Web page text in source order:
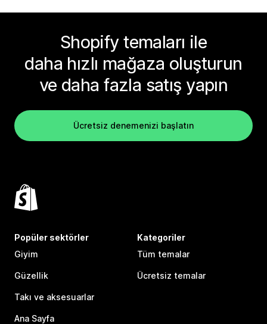
Shopify temaları ile
daha hızlı mağaza oluşturun
ve daha fazla satış yapın
Ücretsiz denemenizi başlatın
Popüler sektörler
Giyim
Güzellik
Takı ve aksesuarlar
Ana Sayfa
Kategoriler
Tüm temalar
Ücretsiz temalar